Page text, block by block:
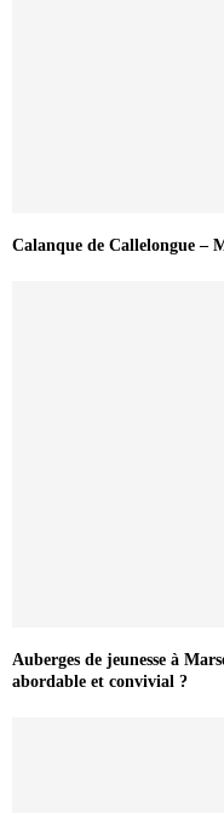
Calanque de Callelongue –
Auberges de jeunesse à
abordable et convivial ?